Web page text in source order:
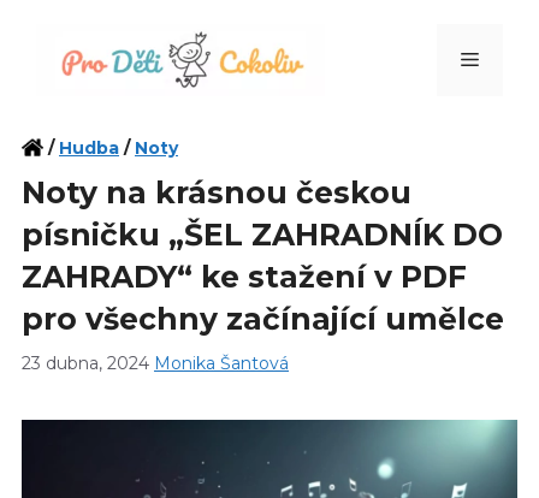
Menu
/ Hudba / Noty
Noty na krásnou českou
písničku „ŠEL ZAHRADNÍK DO
ZAHRADY“ ke stažení v PDF
pro všechny začínající umělce
23 dubna, 2024 Monika Šantová